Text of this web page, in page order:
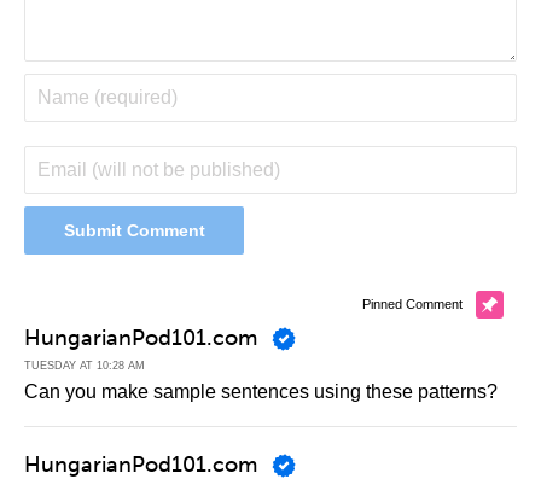
HungarianPod101.com
TUESDAY AT 10:28 AM
Pinned Comment
Can you make sample sentences using these patterns?
HungarianPod101.com